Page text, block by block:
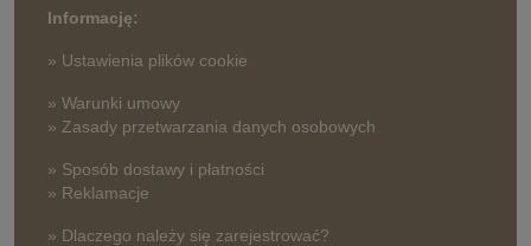
Informację:
» Ustawienia plików cookie
» Warunki umowy
» Zasady przetwarzania danych osobowych
» Sposób dostawy i płatności
» Reklamacje
» Dlaczego należy się zarejestrować?